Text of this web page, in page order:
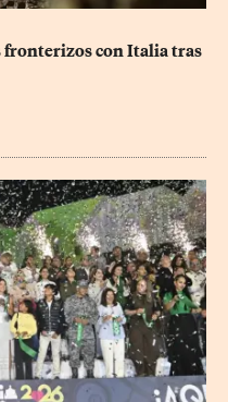
fronterizos con Italia tras